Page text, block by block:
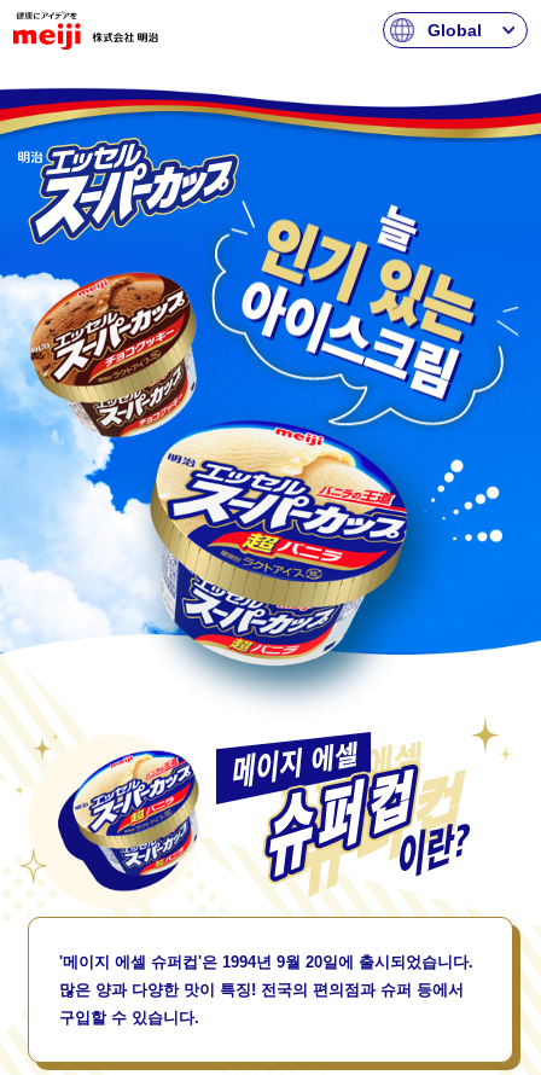
Global
'메이지 에셀 슈퍼컵'은 1994년 9월 20일에 출시되었습니다.
많은 양과 다양한 맛이 특징! 전국의 편의점과 슈퍼 등에서
구입할 수 있습니다.